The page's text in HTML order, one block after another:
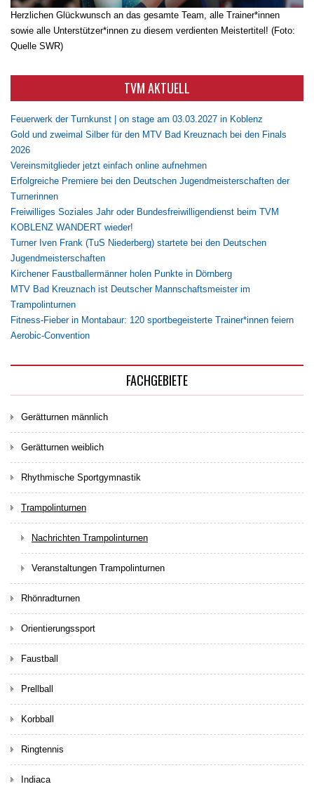
Herzlichen Glückwunsch an das gesamte Team, alle Trainer*innen
sowie alle Unterstützer*innen zu diesem verdienten Meistertitel! (Foto:
Quelle SWR)
TVM AKTUELL
Feuerwerk der Turnkunst | on stage am 03.03.2027 in Koblenz
Gold und zweimal Silber für den MTV Bad Kreuznach bei den Finals
2026
Vereinsmitglieder jetzt einfach online aufnehmen
Erfolgreiche Premiere bei den Deutschen Jugendmeisterschaften der
Turnerinnen
Freiwilliges Soziales Jahr oder Bundesfreiwilligendienst beim TVM
KOBLENZ WANDERT wieder!
Turner Iven Frank (TuS Niederberg) startete bei den Deutschen
Jugendmeisterschaften
Kirchener Faustballermänner holen Punkte in Dörnberg
MTV Bad Kreuznach ist Deutscher Mannschaftsmeister im
Trampolinturnen
Fitness-Fieber in Montabaur: 120 sportbegeisterte Trainer*innen feiern
Aerobic-Convention
FACHGEBIETE
Gerätturnen männlich
Gerätturnen weiblich
Rhythmische Sportgymnastik
Trampolinturnen
Nachrichten Trampolinturnen
Veranstaltungen Trampolinturnen
Rhönradturnen
Orientierungssport
Faustball
Prellball
Korbball
Ringtennis
Indiaca